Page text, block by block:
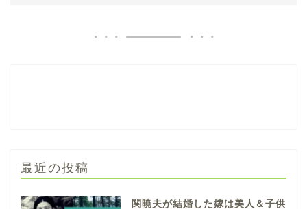
最近の投稿
関暁夫が結婚した嫁は美人＆子供